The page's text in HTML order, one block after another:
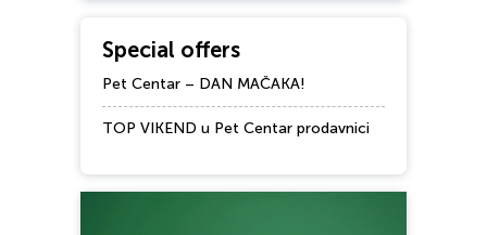
Special offers
Pet Centar – DAN MAČAKA!
TOP VIKEND u Pet Centar prodavnici